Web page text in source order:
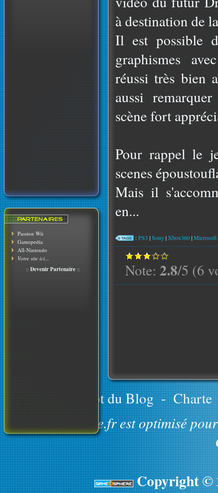
Passion Wii
Gamepedia
All-Nintendo
Votre site ici...
:: Devenir Partenaire ::
à destination de
Il est possible
graphismes
réussi très bien
aussi
scène fort
Pour rappel le
scenes
Mais il
en...
:PS3 |Sony|Xbox360|Microsoft
Note: 2.8/5 (6
Le concept du Blog - Charte
GameOsphere.fr est optimisé
Copyright ©